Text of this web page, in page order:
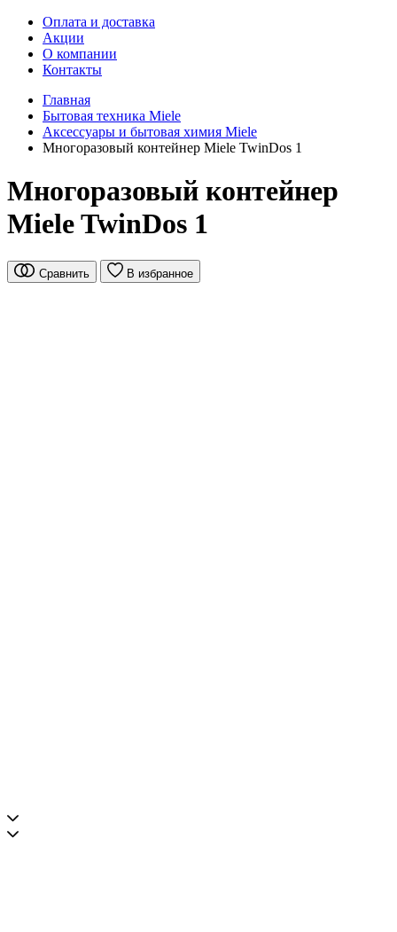
Оплата и доставка
Акции
О компании
Контакты
Главная
Бытовая техника Miele
Аксессуары и бытовая химия Miele
Многоразовый контейнер Miele TwinDos 1
Многоразовый контейнер
Miele TwinDos 1
Сравнить В избранное